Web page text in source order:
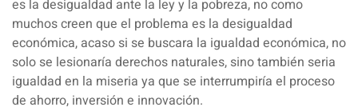
es la desigualdad ante la ley y la pobreza, no como
muchos creen que el problema es la desigualdad
económica, acaso si se buscara la igualdad económica, no
solo se lesionaría derechos naturales, sino también seria
igualdad en la miseria ya que se interrumpiría el proceso
de ahorro, inversión e innovación.